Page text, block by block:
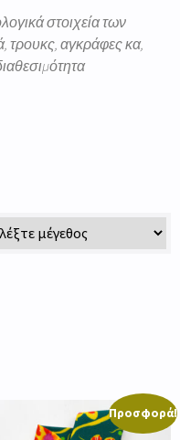
στοιχεία των
τρουκς, αγκράφες κα,
Προσφορά!